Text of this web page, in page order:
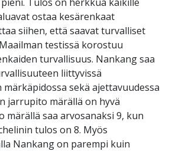
ostaa kesärenkaat
siihen, että saavat turvalliset
testissä korostuu
turvallisuus. Nankang saa
liittyvissä
sekä ajettavuudessa
jarrupito märällä on hyvä
saa arvosanaksi 9, kun
tulos on 8. Myös
Nankang on parempi kuin